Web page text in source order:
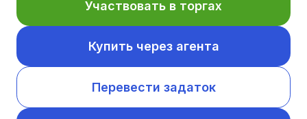
Участвовать в торгах
Купить через агента
Перевести задаток